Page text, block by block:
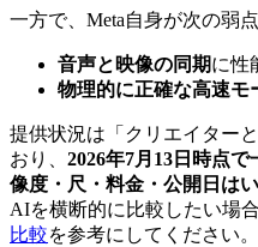
一方で、Meta自身が次の弱
音声と映像の同期に性
物理的に正確な高速モ
提供状況は「クリエイター
おり、 2026年7月13日時点
像度・尺・料金・公開日は
AIを横断的に比較したい場
比較を参考にしてください。